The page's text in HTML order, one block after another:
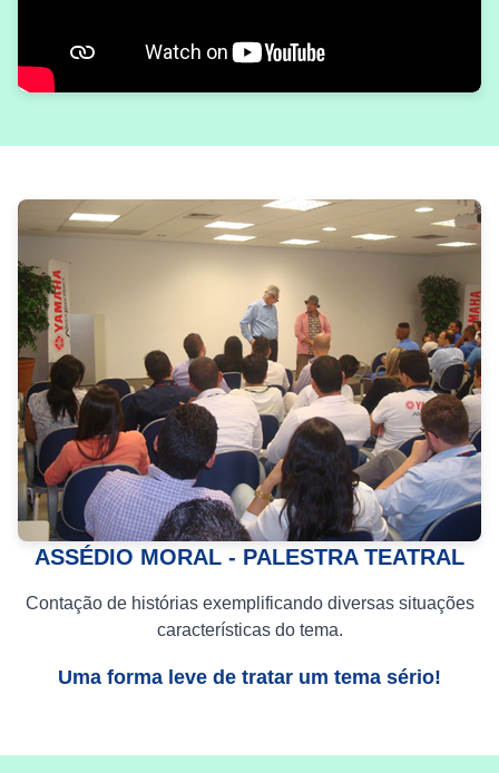
ASSÉDIO MORAL - PALESTRA TEATRAL
Contação de histórias exemplificando diversas situações
características do tema.
Uma forma leve de tratar um tema sério!